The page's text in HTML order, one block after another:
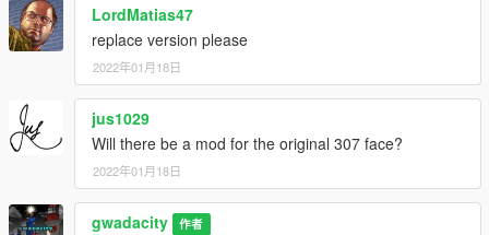
LordMatias47
replace version please
2022年01月18日
jus1029
Will there be a mod for the original 307 face?
2022年01月18日
gwadacity 作者